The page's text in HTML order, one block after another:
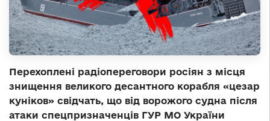
Перехоплені радіопереговори росіян з місця
знищення великого десантного корабля «цезар
куніков» свідчать, що від ворожого судна після
атаки спецпризначенців ГУР МО України